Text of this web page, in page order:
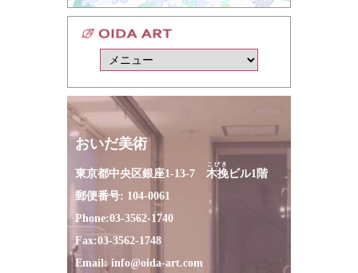
おいだ美術
東京都中央区銀座1-13-7 木挽
こびき
ビル1階
郵便番号: 104-0061
Phone:03-3562-1740
Fax:03-3562-1748
Email: info@oida-art.com